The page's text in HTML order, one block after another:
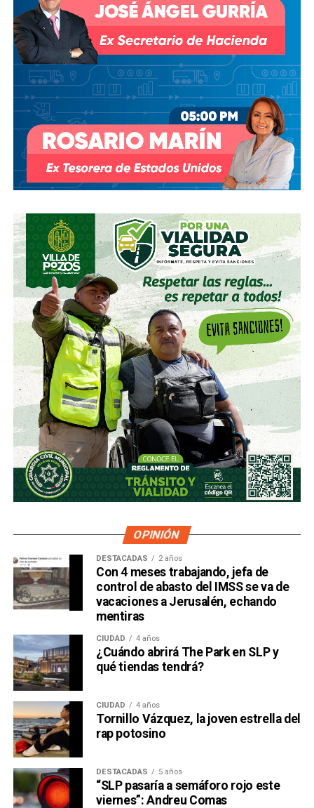
OPINIÓN
DESTACADAS 2 años
Con 4 meses trabajando, jefa de
control de abasto del IMSS se va de
vacaciones a Jerusalén, echando
mentiras
CIUDAD 4 años
¿Cuándo abrirá The Park en SLP y
qué tiendas tendrá?
CIUDAD 4 años
Tornillo Vázquez, la joven estrella del
rap potosino
DESTACADAS 5 años
“SLP pasaría a semáforo rojo este
viernes”: Andreu Comas